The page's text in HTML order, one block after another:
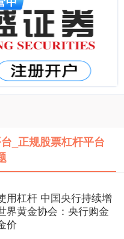
_正规股票杠杆平台
用杠杆 中国央行持续增
界黄金协会：央行购金
价